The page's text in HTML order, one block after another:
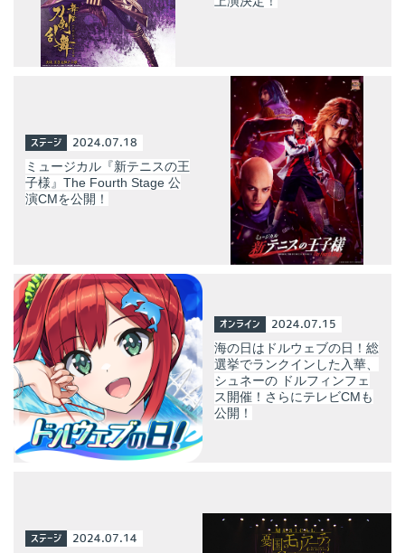
ステージ 2024.07.18
ミュージカル『新テニスの王
子様』The Fourth Stage 公
演CMを公開！
オンライン 2024.07.15
海の日はドルウェブの日！総
選挙でランクインした入華、
シュネーの ドルフィンフェ
ス開催！さらにテレビCMも
公開！
ステージ 2024.07.14